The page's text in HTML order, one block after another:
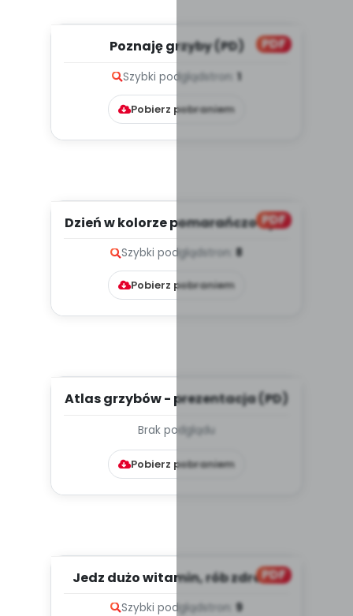
PDF
Poznaję grzyby (PD)
Szybki podglądstron: 1
Pobierz pobraniem
PDF
Dzień w kolorze pomarańczowym
Szybki podgląd stron: 8
Pobierz pobraniem
Atlas grzybów - prezentacja (PD)
Brak podglądu
Pobierz pobraniem
PDF
Jedz dużo witamin, rób zdrowe
Szybki podglądstron: 9